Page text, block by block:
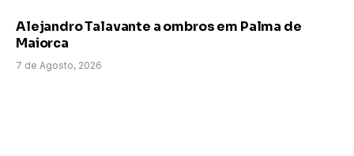
Alejandro Talavante a ombros em Palma de
Maiorca
7 de Agosto, 2026